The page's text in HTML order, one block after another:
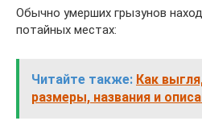
Обычно умерших грызунов
потайных местах:
Читайте также: Как
размеры, названия и